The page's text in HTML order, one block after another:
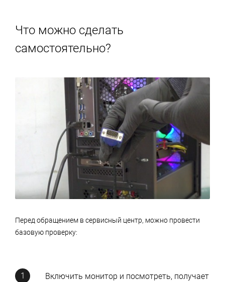
Что можно сделать
самостоятельно?
Перед обращением в сервисный центр, можно провести
базовую проверку:
Включить монитор и посмотреть, получает